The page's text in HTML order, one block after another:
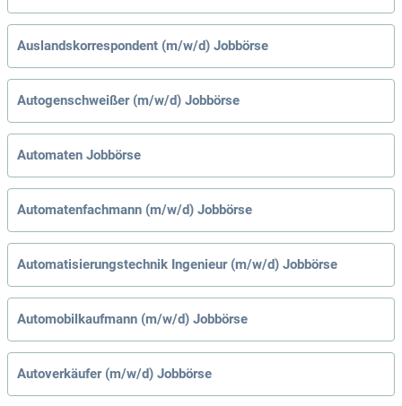
Auslandskorrespondent (m/w/d) Jobbörse
Autogenschweißer (m/w/d) Jobbörse
Automaten Jobbörse
Automatenfachmann (m/w/d) Jobbörse
Automatisierungstechnik Ingenieur (m/w/d) Jobbörse
Automobilkaufmann (m/w/d) Jobbörse
Autoverkäufer (m/w/d) Jobbörse